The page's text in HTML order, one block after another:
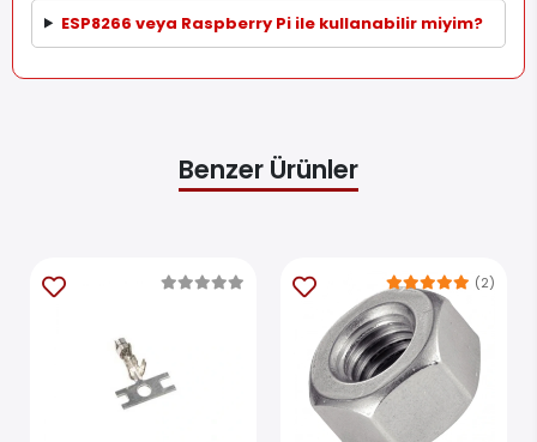
ESP8266 veya Raspberry Pi ile kullanabilir miyim?
Benzer Ürünler
(2)